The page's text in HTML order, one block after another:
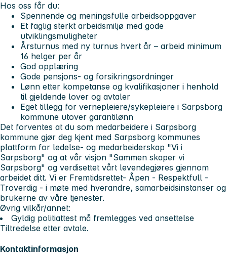
Hos oss får du:
Spennende og meningsfulle arbeidsoppgaver
Et faglig sterkt arbeidsmiljø med gode
utviklingsmuligheter
Årsturnus med ny turnus hvert år – arbeid minimum
16 helger per år
God opplæring
Gode pensjons- og forsikringsordninger
Lønn etter kompetanse og kvalifikasjoner i henhold
til gjeldende lover og avtaler
Eget tillegg for vernepleiere/sykepleiere i Sarpsborg
kommune utover garantilønn
Det forventes at du som medarbeidere i Sarpsborg
kommune gjør deg kjent med Sarpsborg kommunes
plattform for ledelse- og medarbeiderskap "Vi i
Sarpsborg" og at vår visjon "Sammen skaper vi
Sarpsborg" og verdisettet vårt levendegjøres gjennom
arbeidet ditt. Vi er Fremtidsrettet- Åpen - Respektfull -
Troverdig - i møte med hverandre, samarbeidsinstanser og
brukerne av våre tjenester.
Øvrig vilkår/annet:
Gyldig politiattest må fremlegges ved ansettelse
Tiltredelse etter avtale.
Kontaktinformasjon